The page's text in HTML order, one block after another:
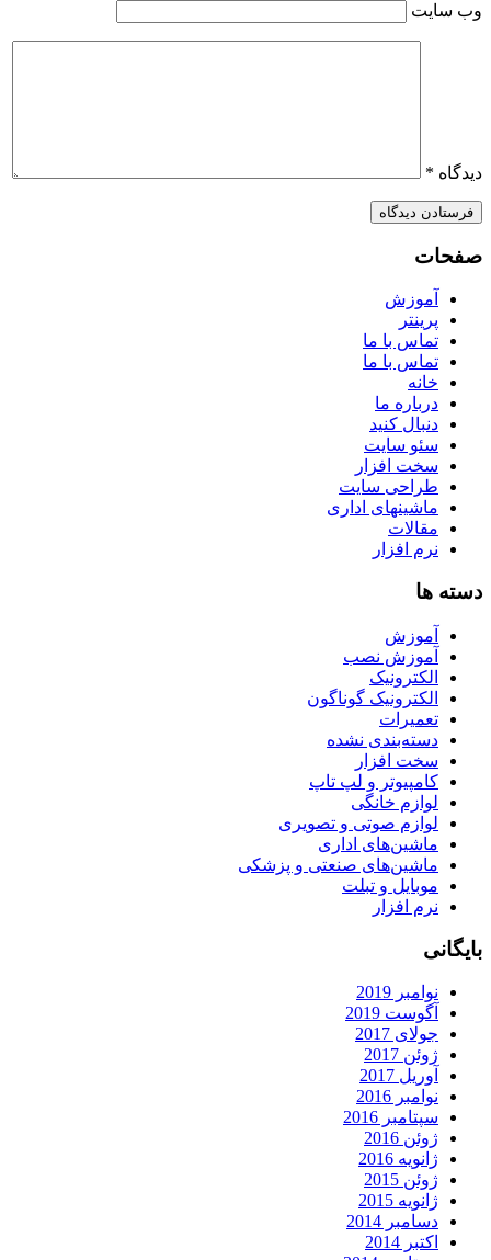
وب‌ سایت
دیدگاه *
صفحات
آموزش
پرینتر
تماس با ما
تماس با ما
خانه
درباره ما
دنبال کنید
سئو سایت
سخت افزار
طراحی سایت
ماشینهای اداری
مقالات
نرم افزار
دسته ها
آموزش
آموزش نصب
الکترونیک
الکترونیک گوناگون
تعمیرات
دسته‌بندی نشده
سخت افزار
کامپیوتر و لپ تاپ
لوازم خانگی
لوازم صوتی و تصویری
ماشین‌های اداری
ماشین‌های صنعتی و پزشکی
موبایل و تبلت
نرم افزار
بایگانی
نوامبر 2019
آگوست 2019
جولای 2017
ژوئن 2017
آوریل 2017
نوامبر 2016
سپتامبر 2016
ژوئن 2016
ژانویه 2016
ژوئن 2015
ژانویه 2015
دسامبر 2014
اکتبر 2014